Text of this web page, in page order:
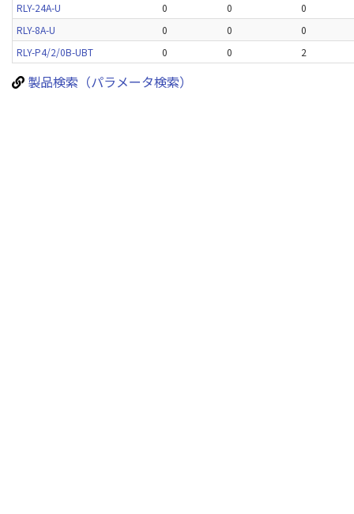
RLY-24A-U
0 0
0
RLY-8A-U
0 0
0
RLY-P4/2/0B-UBT
0 0 2
製品検索（パラメータ検索）